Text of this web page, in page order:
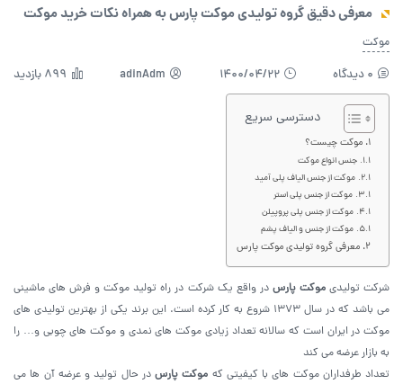
معرفی دقیق گروه تولیدی موکت پارس به همراه نکات خرید موکت
موکت
0 دیدگاه 1400/04/22
adinAdm 899 بازدید
دسترسی سریع
موکت چیست؟
جنس انواع موکت
موکت از جنس الیاف پلی آمید
موکت از جنس پلی استر
موکت از جنس پلی پروپیلن
موکت از جنس و الیاف پشم
معرفی گروه تولیدی موکت پارس
شرکت تولیدیموکت پارس در واقع یک شرکت در راه تولید موکت و فرش های ماشینی
می باشد که در سال ۱۳۷۳ شروع به کار کرده است. این برند یکی از بهترین تولیدی های
موکت در ایران است که سالانه تعداد زیادی موکت های نمدی و موکت های چوبی و… را
به بازار عرضه می کند
تعداد طرفداران موکت های با کیفیتی که موکت پارس در حال تولید و عرضه آن ها می